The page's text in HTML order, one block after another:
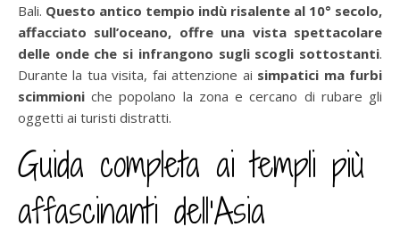
Bali. Questo antico tempio indù risalente al 10° secolo,
affacciato sull’oceano, offre una vista spettacolare
delle onde che si infrangono sugli scogli sottostanti.
Durante la tua visita, fai attenzione ai simpatici ma furbi
scimmioni che popolano la zona e cercano di rubare gli
oggetti ai turisti distratti.
Guida completa ai templi più
affascinanti dell’Asia